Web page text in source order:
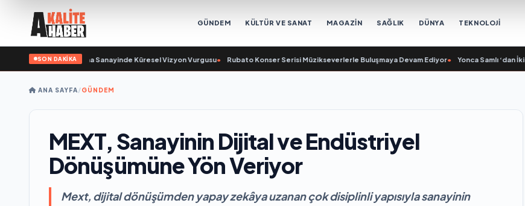
GÜNDEM KÜLTÜR VE SANAT MAGAZİN SAĞLIK DÜNYA TEKNOLOJİ
SON DAKİKA
ve Savunma Sanayinde Küresel Vizyon Vurgusu• Rubato Konser Serisi Müzikseverlerle Buluşmaya Devam Ediyor• Yonca Samlı ‘dan İkinci
ANA SAYFA/GÜNDEM
MEXT, Sanayinin Dijital ve Endüstriyel
Dönüşümüne Yön Veriyor
Mext, dijital dönüşümden yapay zekâya uzanan çok disiplinli yapısıyla sanayinin